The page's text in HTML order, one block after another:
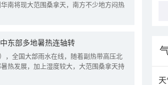
南将现大范围桑拿天，南方不少地方闷热
东部多地暑热连轴转
，全国大部雨水在线，随着副热带高压北
热发展，加上湿度较大，大范围桑拿天持